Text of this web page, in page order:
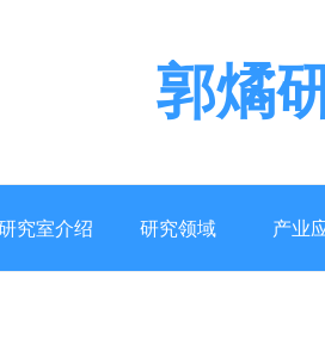
郭燏
究室介绍 研究领域 产业